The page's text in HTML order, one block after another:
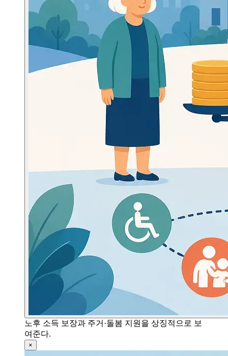
노후 소득 보장과 주거·돌봄 지원을 상징적으로 보
여준다.
×